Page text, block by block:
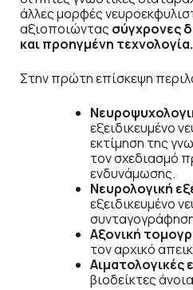
άλλες μορφές
αξιοποιώντας σύγχρονες
και προηγμένη τεχνολογία.
Στην πρώτη επίσκεψη
εξειδικευμένο
εκτίμηση της
τον σχεδιασμό
ενδυνάμωσης.
Νευρολογική
εξειδικευμένο
Αξονική
τον αρχικό
Αιματολογικές
βιοδείκτες